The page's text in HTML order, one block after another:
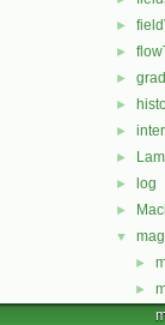
►
►
► grad
►
►
►
► log
►
▼ mag
►
►